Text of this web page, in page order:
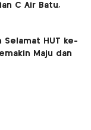
C Air Batu,
Selamat HUT ke-
Maju dan